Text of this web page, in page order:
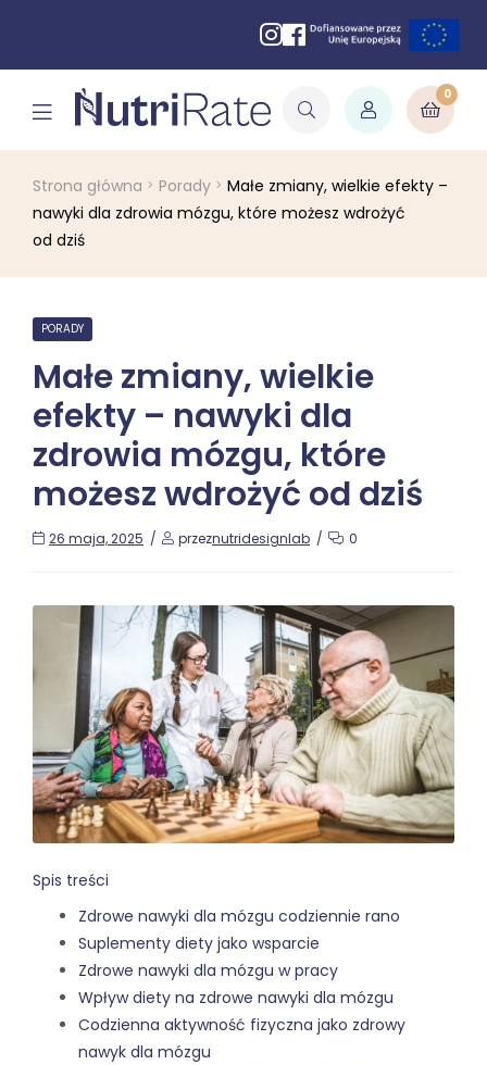
0
Strona główna Porady
Małe zmiany, wielkie efekty –
nawyki dla zdrowia mózgu, które możesz wdrożyć
od dziś
PORADY
Małe zmiany, wielkie
efekty – nawyki dla
zdrowia mózgu, które
możesz wdrożyć od dziś
26 maja, 2025 przeznutridesignlab 0
Spis treści
Zdrowe nawyki dla mózgu codziennie rano
Suplementy diety jako wsparcie
Zdrowe nawyki dla mózgu w pracy
Wpływ diety na zdrowe nawyki dla mózgu
Codzienna aktywność fizyczna jako zdrowy
nawyk dla mózgu